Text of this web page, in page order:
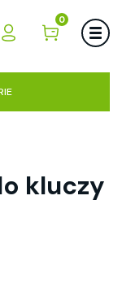
0
kluczy